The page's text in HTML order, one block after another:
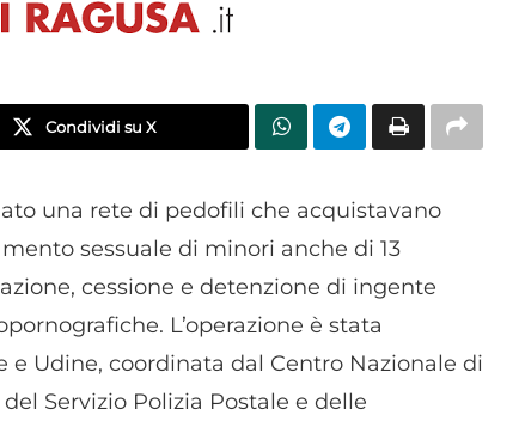
Condividi su X
una rete di pedofili che acquistavano
sessuale di minori anche di 13
cessione e detenzione di ingente
L’operazione è stata
Udine, coordinata dal Centro Nazionale di
Servizio Polizia Postale e delle